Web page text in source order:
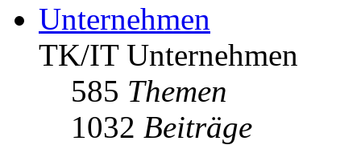
Unternehmen
TK/IT Unternehmen
585 Themen
1032 Beiträge